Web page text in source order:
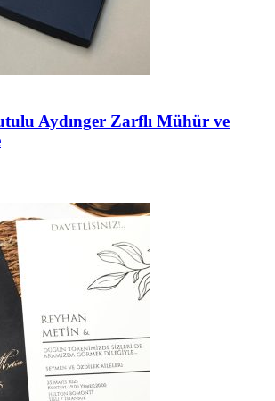
Aydınger Zarflı Mühür ve